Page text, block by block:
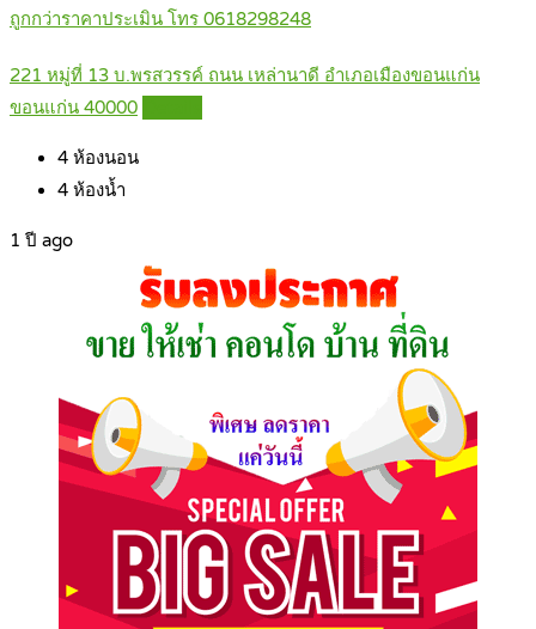
ถูกกว่าราคาประเมิน โทร 0618298248
221 หมู่ที่ 13 บ.พรสวรรค์ ถนน เหล่านาดี อำเภอเมืองขอนแก่น
ขอนแก่น 40000
4 ห้องนอน
4 ห้องน้ำ
1 ปี ago